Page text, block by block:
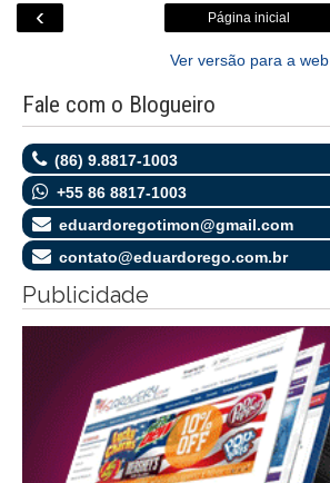
‹ Página inicial
Ver versão para a web
Fale com o Blogueiro
(86) 9.8817-1003
+55 86 8817-1003
eduardoregotimon@gmail.com
contato@eduardorego.com.br
Publicidade